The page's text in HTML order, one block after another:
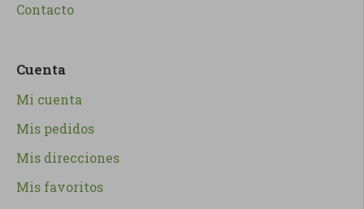
Contacto
Cuenta
Mi cuenta
Mis pedidos
Mis direcciones
Mis favoritos